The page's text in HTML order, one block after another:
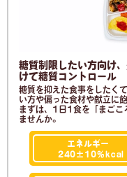
糖質制限したい方向け
けて糖質コントロール
糖質を抑えた食事をしたく
い方や偏った食材や献立に
まずは、1日1食を「まごこ
ませんか。
エネルギー
240±10% kcal